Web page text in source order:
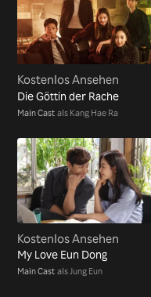
Kostenlos Ansehen
Die Göttin der Rache
Main Cast als Kang Hae Ra
Kostenlos Ansehen
My Love Eun Dong
Main Cast als Jung Eun